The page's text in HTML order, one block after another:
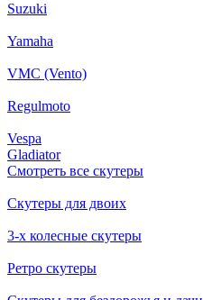
Suzuki
Yamaha
VMC (Vento)
Regulmoto
Vespa
Gladiator
Смотреть все скутеры
Скутеры для двоих
3-х колесные скутеры
Ретро скутеры